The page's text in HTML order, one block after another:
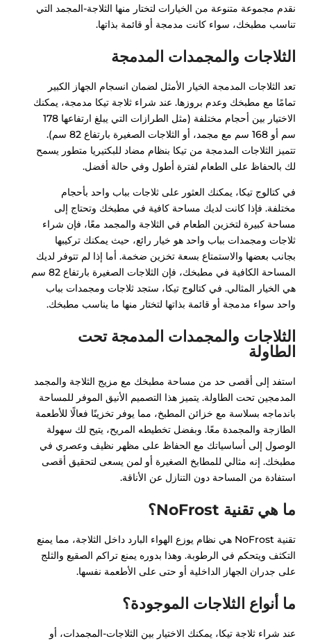
نقدم مجموعة متنوعة من الخيارات لتختار منها الثلاجة-المجمد التي
تناسب مطبخك، سواء كانت مدمجة أو قائمة بذاتها.
الثلاجات والمجمدات المدمجة
تعد الثلاجات المدمجة الخيار الأمثل لضمان انسجام الجهاز الكبير
تمامًا مع مطبخك وعدم بروزها. عند شراء ثلاجة تيكا مدمجة، يمكنك
الاختيار بين أحجام مختلفة (مثل الطرازات التي يبلغ ارتفاعها 178
سم أو 168 سم مع مجمد، أو الثلاجات الصغيرة بارتفاع 82 سم).
تتميز الثلاجات المدمجة من تيكا بنظام مضاد للبكتيريا متطور يسمح
لك بالحفاظ على الطعام لفترة أطول وفي حالة أفضل.
في كتالوج تيكا، يمكنك العثور على ثلاجات بباب واحد بأحجام
مختلفة. فإذا كانت لديك مساحة كافية في مطبخك وتحتاج إلى
مساحة كبيرة لتخزين الطعام في الثلاجة والمجمد معًا، فإن شراء
ثلاجات ومجمدات بباب واحد هو خيار رائع، حيث يمكنك تركيبها
بجانب بعضها والاستمتاع بسعة تخزين ضخمة. أما إذا لم تتوفر لديك
المساحة الكافية في مطبخك، فإن الثلاجات الصغيرة بارتفاع 82 سم
هي الخيار المثالي. في كتالوج تيكا، ستجد ثلاجات ومجمدات بباب
واحد سواء مدمجة أو قائمة بذاتها لتختار منها ما يناسب مطبخك.
الثلاجات والمجمدات المدمجة تحت
الطاولة
استفد إلى أقصى حد من مساحة مطبخك مع مزيج الثلاجة والمجمد
المدمجين تحت الطاولة. يتميز هذا التصميم الأنيق الموفر للمساحة
باندماجه بسلاسة مع خزائن المطبخ، مما يوفر تخزينًا فعالًا للأطعمة
الطازجة والمجمدة معًا. وبفضل تخطيطه المريح، يتيح لك سهولة
الوصول إلى أساسياتك مع الحفاظ على مظهر نظيف وعصري في
مطبخك. إنه مثالي للمطابخ الصغيرة أو لمن يسعى لتحقيق أقصى
استفادة من المساحة دون التنازل عن الأناقة.
ما هي تقنية NoFrost؟
تقنية NoFrost هي نظام يوزع الهواء البارد داخل الثلاجة، مما يمنع
التكثف ويتحكم في الرطوبة. وهذا بدوره يمنع تراكم الصقيع والثلج
على جدران الجهاز الداخلية أو حتى على الأطعمة نفسها.
ما أنواع الثلاجات الموجودة؟
عند شراء ثلاجة تيكا، يمكنك الاختيار بين الثلاجات-المجمدات، أو